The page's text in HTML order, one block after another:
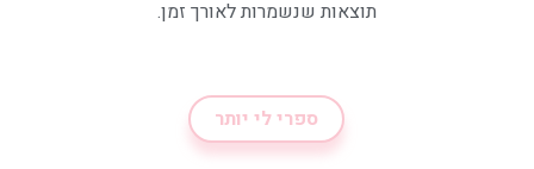
תוצאות שנשמרות לאורך זמן.
ספרי לי יותר